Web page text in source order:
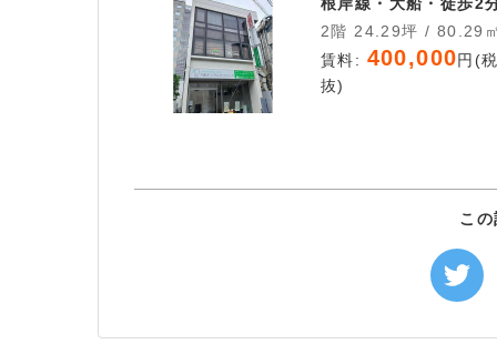
根岸線・大船・徒歩2
2階 24.29坪 / 80.29
賃料: 400,000円(
抜)
こ